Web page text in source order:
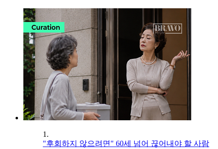
1.
"후회하지 않으려면" 60세 넘어 끊어내야 할 사람